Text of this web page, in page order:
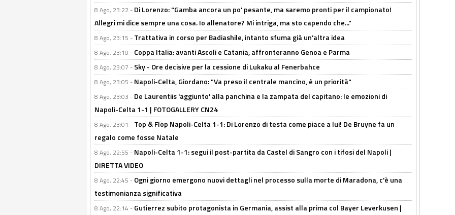
8 Ago, 23:22 - Di Lorenzo: "Gamba ancora un po' pesante, ma saremo pronti per il campionato!
Allegri mi dice sempre una cosa. Io allenatore? Mi intriga, ma sto capendo che..."
8 Ago, 23:15 - Trattativa in corso per Badiashile, intanto sfuma già un'altra idea
8 Ago, 23:10 - Coppa Italia: avanti Ascoli e Catania, affronteranno Genoa e Parma
8 Ago, 23:07 - Sky - Ore decisive per la cessione di Lukaku al Fenerbahce
8 Ago, 23:05 - Napoli-Celta, Giordano: "Va preso il centrale mancino, è un priorità"
8 Ago, 23:03 - De Laurentiis 'aggiunto' alla panchina e la zampata del capitano: le emozioni di
Napoli-Celta 1-1 | FOTOGALLERY CN24
8 Ago, 23:01 - Top & Flop Napoli-Celta 1-1: Di Lorenzo di testa come piace a lui! De Bruyne fa un
regalo come fosse Natale
8 Ago, 22:55 - Napoli-Celta 1-1: segui il post-partita da Castel di Sangro con i tifosi del Napoli |
DIRETTA VIDEO
8 Ago, 22:45 - Ogni giorno emergono nuovi dettagli nel processo sulla morte di Maradona, c'è una
testimonianza significativa
8 Ago, 22:14 - Gutierrez subito protagonista in Germania, assist alla prima col Bayer Leverkusen |